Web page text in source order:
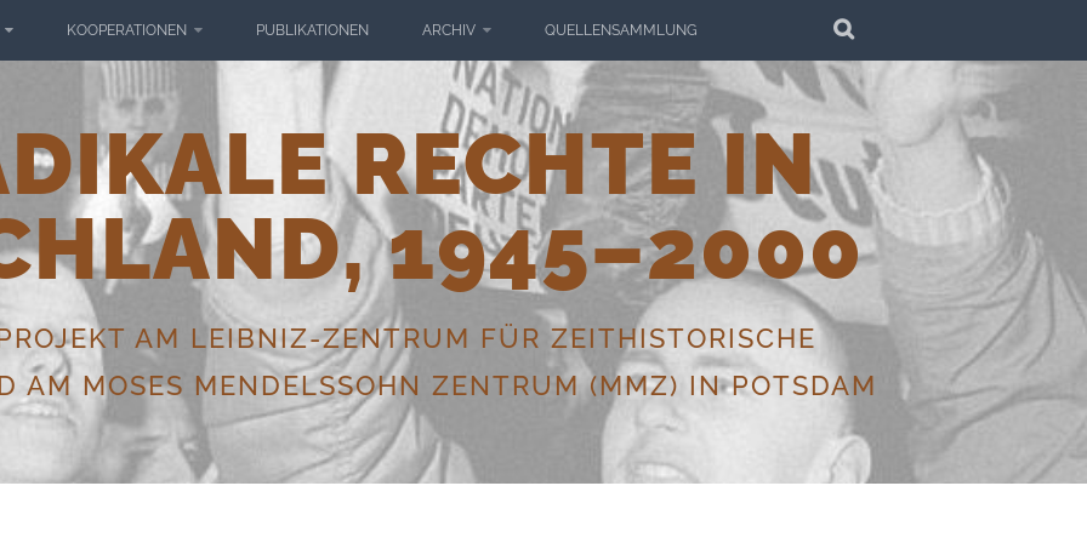
KOOPERATIONEN PUBLIKATIONEN ARCHIV QUELLENSAMMLUNG
RECHTE IN
1945–2000
AM LEIBNIZ-ZENTRUM FÜR ZEITHISTORISCHE
AM MOSES MENDELSSOHN ZENTRUM (MMZ) IN POTSDAM